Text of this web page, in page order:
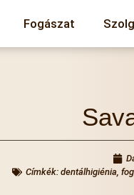
Fogászat
Címkék: dentálhigiénia,